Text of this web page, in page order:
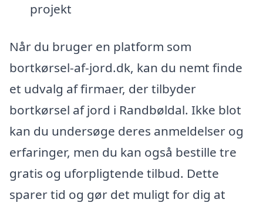
projekt
Når du bruger en platform som
bortkørsel-af-jord.dk, kan du nemt finde
et udvalg af firmaer, der tilbyder
bortkørsel af jord i Randbøldal. Ikke blot
kan du undersøge deres anmeldelser og
erfaringer, men du kan også bestille tre
gratis og uforpligtende tilbud. Dette
sparer tid og gør det muligt for dig at